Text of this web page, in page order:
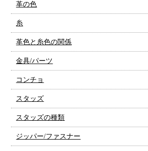
革の色
糸
革色と糸色の関係
金具/パーツ
コンチョ
スタッズ
スタッズの種類
ジッパー/ファスナー